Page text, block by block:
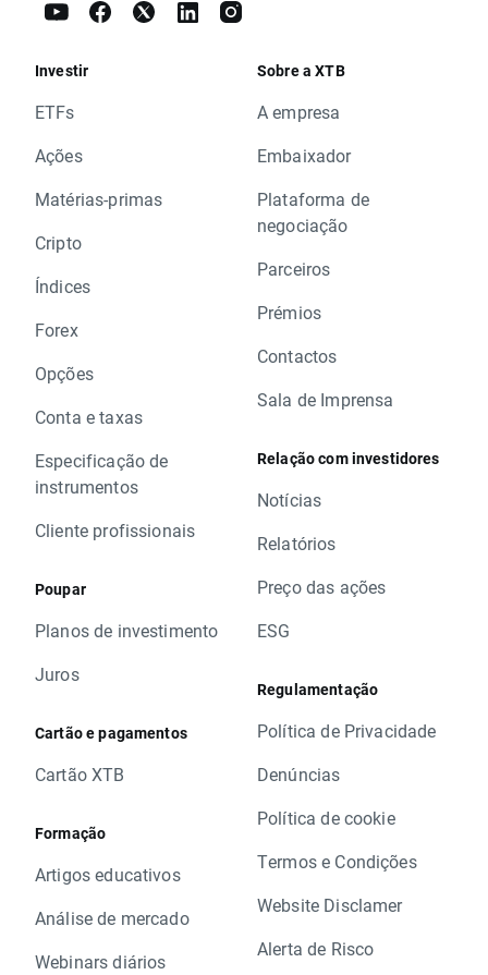
Investir
ETFs
Ações
Matérias-primas
Cripto
Índices
Forex
Opções
Conta e taxas
Especificação de
instrumentos
Cliente profissionais
Poupar
Planos de investimento
Juros
Cartão e pagamentos
Cartão XTB
Formação
Artigos educativos
Análise de mercado
Webinars diários
Sobre a XTB
A empresa
Embaixador
Plataforma de
negociação
Parceiros
Prémios
Contactos
Sala de Imprensa
Relação com investidores
Notícias
Relatórios
Preço das ações
ESG
Regulamentação
Política de Privacidade
Denúncias
Política de cookie
Termos e Condições
Website Disclamer
Alerta de Risco